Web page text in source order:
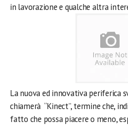
in lavorazione e qualche altra
La nuova ed innovativa periferica
chiamerà “Kinect”, termine che,
fatto che possa piacere o meno,